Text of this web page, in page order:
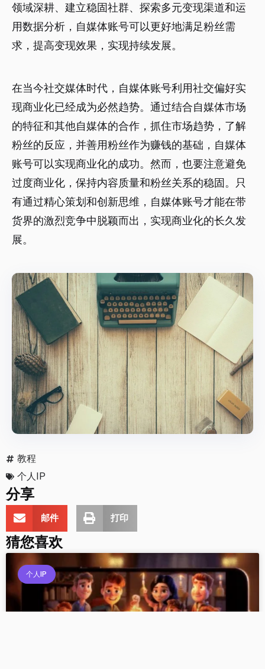
领域深耕、建立稳固社群、探索多元变现渠道和运
用数据分析，自媒体账号可以更好地满足粉丝需
求，提高变现效果，实现持续发展。
在当今社交媒体时代，自媒体账号利用社交偏好实
现商业化已经成为必然趋势。通过结合自媒体市场
的特征和其他自媒体的合作，抓住市场趋势，了解
粉丝的反应，并善用粉丝作为赚钱的基础，自媒体
账号可以实现商业化的成功。然而，也要注意避免
过度商业化，保持内容质量和粉丝关系的稳固。只
有通过精心策划和创新思维，自媒体账号才能在带
货界的激烈竞争中脱颖而出，实现商业化的长久发
展。
教程
个人IP
分享
邮件 打印
猜您喜欢
个人IP